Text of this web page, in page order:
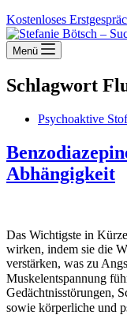
Kostenloses
Menü
Schlagwort
Psychoaktive
Abhängigkeit
Das Wichtigste in
wirken, indem sie die
verstärken, was zu
Muskelentspannung
Gedächtnisstörungen,
sowie körperliche und